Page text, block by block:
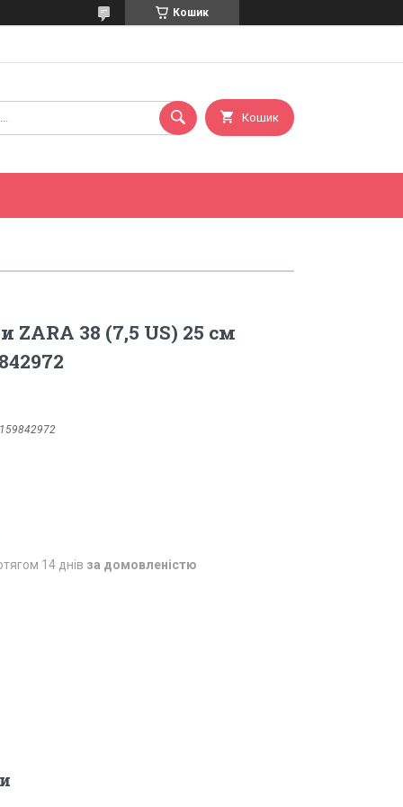
Кошик
Кошик
ZARA 38 (7,5 US) 25 см
14 днів за домовленістю